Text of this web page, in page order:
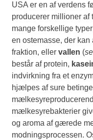
USA er en af verdens
producerer millioner af
mange forskellige
en ostemasse, der
fraktion, eller vallen (
består af protein,
indvirkning fra et
hjælpes af sure
mælkesyrebakterier
og aroma af gærede
modningsprocessen.